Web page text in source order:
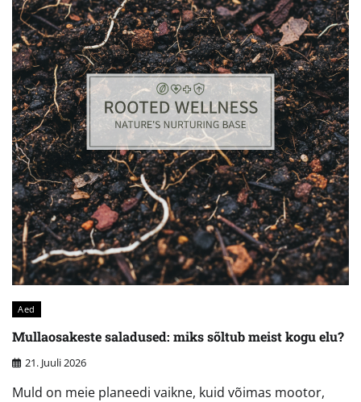
Aed
Mullaosakeste saladused: miks sõltub meist kogu elu?
21. Juuli 2026
Muld on meie planeedi vaikne, kuid võimas mootor,